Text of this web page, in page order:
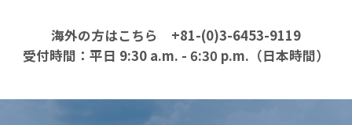
海外の方はこちら +81-(0)3-6453-9119
受付時間：平日 9:30 a.m. - 6:30 p.m.（日本時間）